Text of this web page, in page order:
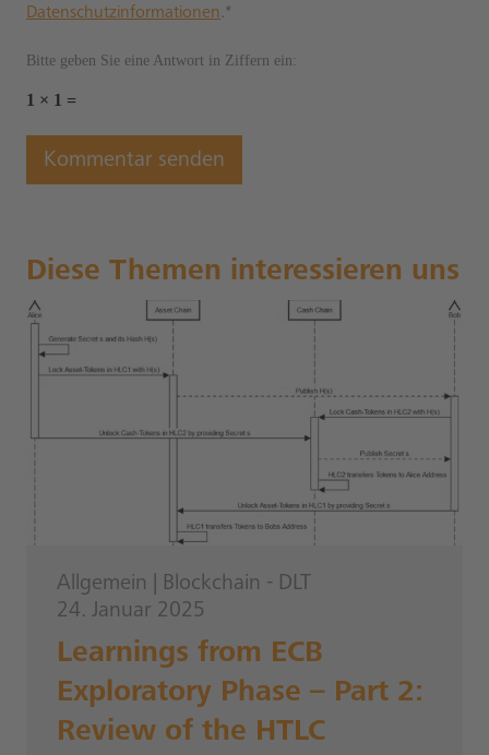
Datenschutzinformationen.*
Bitte geben Sie eine Antwort in Ziffern ein:
1 × 1 =
Diese Themen interessieren uns
Allgemein
Blockchain - DLT
24. Januar 2025
Learnings from ECB
Exploratory Phase – Part 2:
Review of the HTLC